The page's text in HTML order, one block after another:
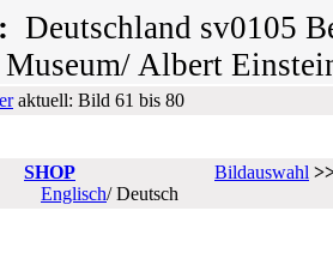
Deutschland sv0105
Albert
aktuell: Bild 61 bis 80
SHOP Bildauswahl
Englisch/ Deutsch